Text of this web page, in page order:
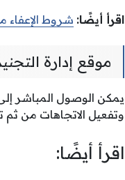
اقرأ أيضًا: شروط الإعفاء
موقع إدارة
يمكن الوصول المباشر
وتفعيل الاتجاهات من ثم
اقرأ أيضًا: